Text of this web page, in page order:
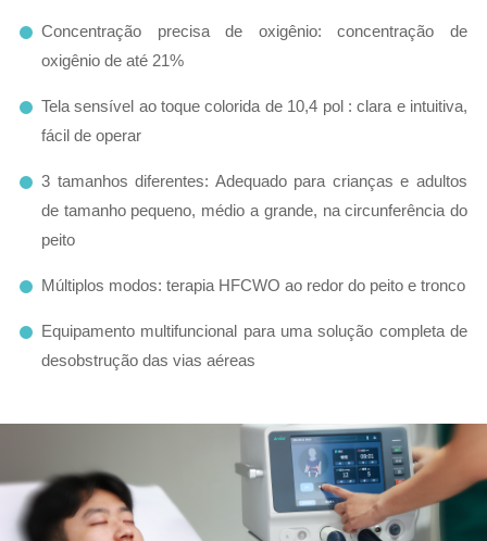
Concentração precisa de oxigênio: concentração de
oxigênio de até 21%
Tela sensível ao toque colorida de 10,4 pol : clara e intuitiva,
fácil de operar
3 tamanhos diferentes: Adequado para crianças e adultos
de tamanho pequeno, médio a grande, na circunferência do
peito
Múltiplos modos: terapia HFCWO ao redor do peito e tronco
Equipamento multifuncional para uma solução completa de
desobstrução das vias aéreas